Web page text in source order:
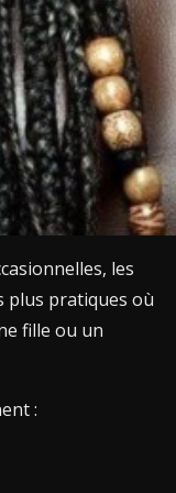
les
plus pratiques où
fille ou un
: